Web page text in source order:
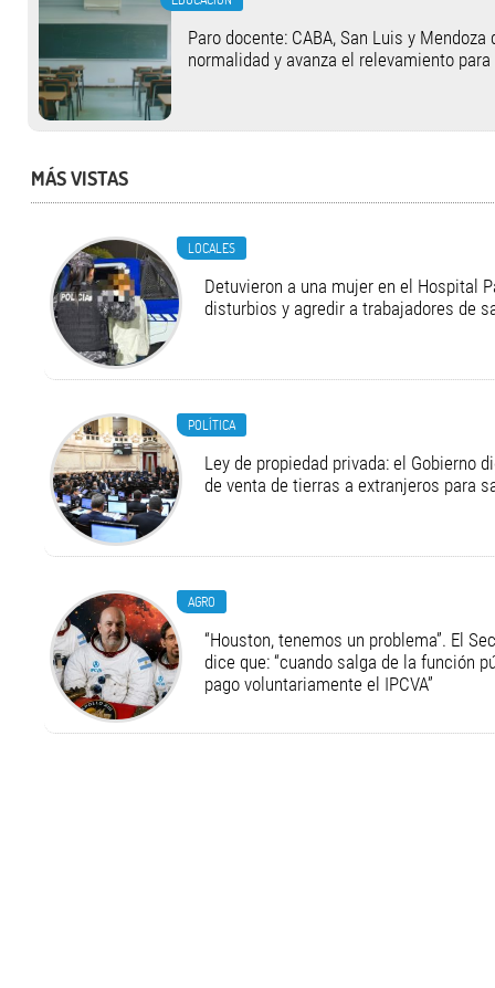
Paro docente: CABA, San Luis y
normalidad y avanza el relevamiento
MÁS VISTAS
LOCALES
Detuvieron a una mujer en el Hospital
disturbios y agredir a trabajadores de
POLÍTICA
Ley de propiedad privada: el Gobierno
de venta de tierras a extranjeros para
AGRO
“Houston, tenemos un problema”. El
dice que: “cuando salga de la función
pago voluntariamente el IPCVA”